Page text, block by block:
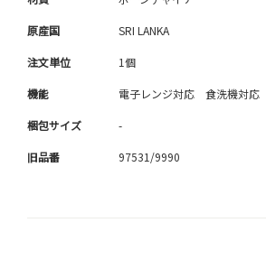
原産国 SRI LANKA
注文単位 1個
機能 電子レンジ対応 食洗機対応
梱包サイズ -
旧品番 97531/9990